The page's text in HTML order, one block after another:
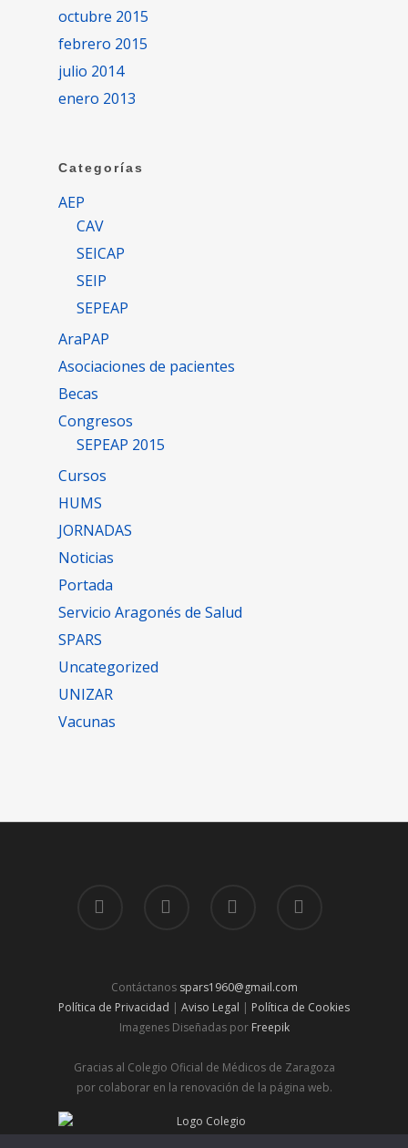
octubre 2015
febrero 2015
julio 2014
enero 2013
Categorías
AEP
CAV
SEICAP
SEIP
SEPEAP
AraPAP
Asociaciones de pacientes
Becas
Congresos
SEPEAP 2015
Cursos
HUMS
JORNADAS
Noticias
Portada
Servicio Aragonés de Salud
SPARS
Uncategorized
UNIZAR
Vacunas
Contáctanos spars1960@gmail.com
Política de Privacidad | Aviso Legal | Política de Cookies
Imagenes Diseñadas por Freepik
Gracias al Colegio Oficial de Médicos de Zaragoza
por colaborar en la renovación de la página web.